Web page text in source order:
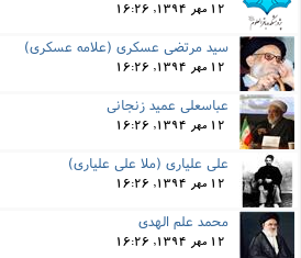
12 مهر 1394, 16:26
سید مرتضی عسکری (علامه عسکری)
12 مهر 1394, 16:26
عباسعلی عمید زنجانی
12 مهر 1394, 16:26
على علیارى (ملا على علیارى)
12 مهر 1394, 16:26
محمد علم الهدی
12 مهر 1394, 16:26